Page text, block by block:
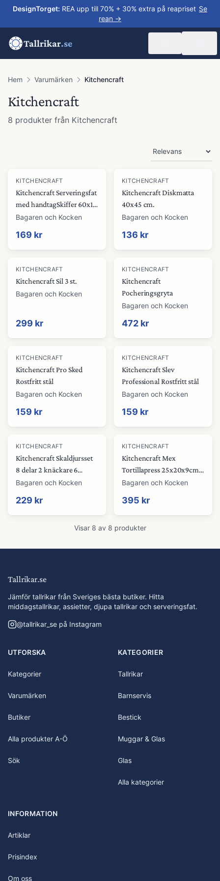
DesignTorget: REA upp till 70% + 30% extra på reapriset Se
rean →
Tallrikar.se
Hem Varumärken Kitchencraft
Kitchencraft
8 produkter från Kitchencraft
KITCHENCRAFT
Kitchencraft Serveringsfat
med handtagSkiffer 60x15
cm
Bagaren och Kocken
169 kr
KITCHENCRAFT
Kitchencraft Diskmatta
40x45 cm.
Bagaren och Kocken
136 kr
KITCHENCRAFT
Kitchencraft Sil 3 st.
Bagaren och Kocken
299 kr
KITCHENCRAFT
Kitchencraft
Pocheringsgryta
Bagaren och Kocken
472 kr
KITCHENCRAFT
Kitchencraft Pro Sked
Rostfritt stål
Bagaren och Kocken
159 kr
KITCHENCRAFT
Kitchencraft Slev
Professional Rostfritt stål
Bagaren och Kocken
159 kr
KITCHENCRAFT
Kitchencraft Skaldjursset
8 delar 2 knäckare 6
gafflar Rostfritt Stål
Bagaren och Kocken
229 kr
KITCHENCRAFT
Kitchencraft Mex
Tortillapress 25x20x9cm
Aluminium
Bagaren och Kocken
395 kr
Visar 8 av 8 produkter
Tallrikar.se
Jämför tallrikar från Sveriges bästa butiker. Hitta
middagstallrikar, assietter, djupa tallrikar och serveringsfat.
@tallrikar_se på Instagram
UTFORSKA
Kategorier
Varumärken
Butiker
Alla produkter A-Ö
Sök
KATEGORIER
Tallrikar
Barnservis
Bestick
Muggar & Glas
Glas
Alla kategorier
INFORMATION
Artiklar
Prisindex
Om oss